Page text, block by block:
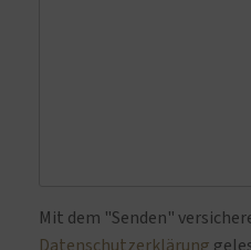
Bitte lasse dieses Feld leer.
Mit dem "Senden"